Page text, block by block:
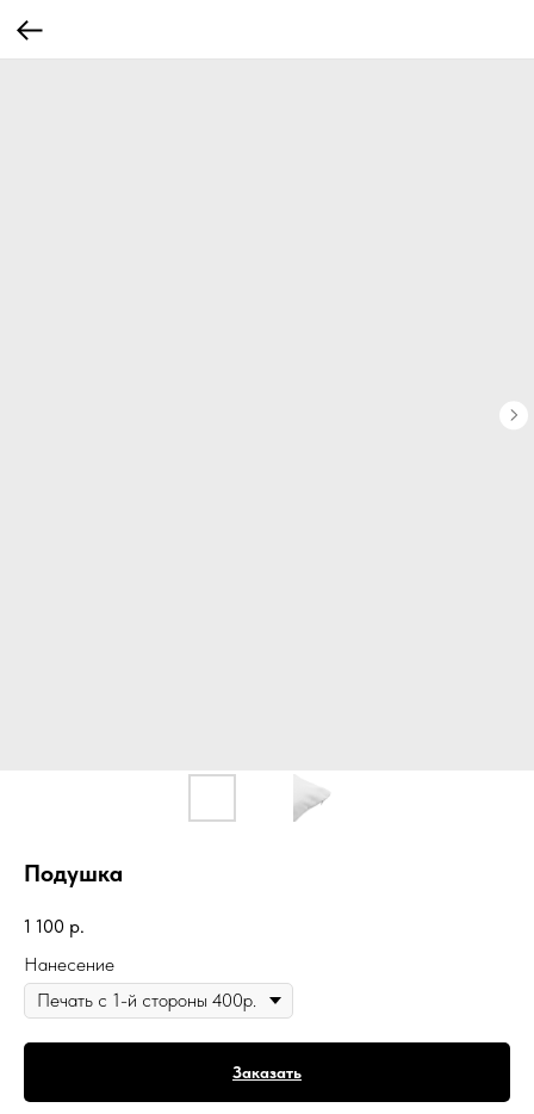
Подушка
1 100 р.
Нанесение
Заказать